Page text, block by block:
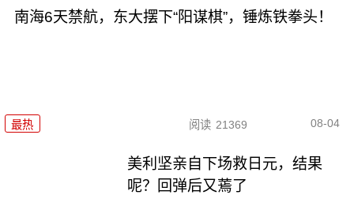
南海6天禁航，东大摆下“阳谋棋”，锤炼铁拳头！
最热 阅读 21369 08-04
美利坚亲自下场救日元，结果
呢？回弹后又蔫了